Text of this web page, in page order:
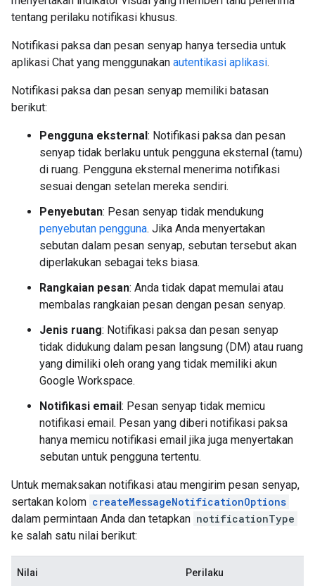
tentang perilaku notifikasi khusus.
Notifikasi paksa dan pesan senyap hanya tersedia untuk
aplikasi Chat yang menggunakan autentikasi aplikasi.
Notifikasi paksa dan pesan senyap memiliki batasan
berikut:
Pengguna eksternal : Notifikasi paksa dan pesan
senyap tidak berlaku untuk pengguna eksternal (tamu)
di ruang. Pengguna eksternal menerima notifikasi
sesuai dengan setelan mereka sendiri.
Penyebutan: Pesan senyap tidak mendukung
penyebutan pengguna. Jika Anda menyertakan
sebutan dalam pesan senyap, sebutan tersebut akan
diperlakukan sebagai teks biasa.
Rangkaian pesan: Anda tidak dapat memulai atau
membalas rangkaian pesan dengan pesan senyap.
Jenis ruang: Notifikasi paksa dan pesan senyap
tidak didukung dalam pesan langsung (DM) atau ruang
yang dimiliki oleh orang yang tidak memiliki akun
Google Workspace.
Notifikasi email : Pesan senyap tidak memicu
notifikasi email. Pesan yang diberi notifikasi paksa
hanya memicu notifikasi email jika juga menyertakan
sebutan untuk pengguna tertentu.
Untuk memaksakan notifikasi atau mengirim pesan senyap,
sertakan kolom createMessageNotificationOptions
dalam permintaan Anda dan tetapkan notificationType
ke salah satu nilai berikut:
Nilai Perilaku